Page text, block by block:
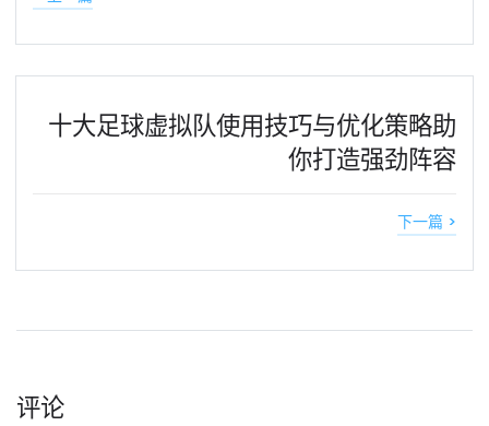
十大足球虚拟队使用技巧与优化策略助
你打造强劲阵容
下一篇 >
评论